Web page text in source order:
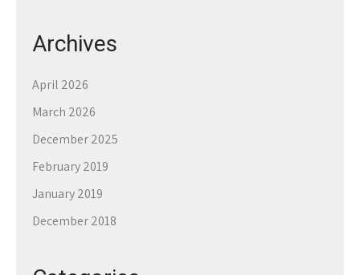
Archives
April 2026
March 2026
December 2025
February 2019
January 2019
December 2018